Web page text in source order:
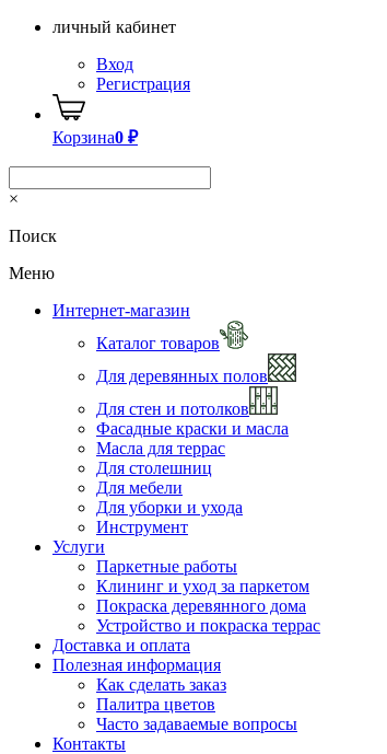
личный кабинет
Вход
Регистрация
Корзина0 ₽
×
Поиск
Меню
Интернет-магазин
Каталог товаров
Для деревянных полов
Для стен и потолков
Фасадные краски и масла
Масла для террас
Для столешниц
Для мебели
Для уборки и ухода
Инструмент
Услуги
Паркетные работы
Клининг и уход за паркетом
Покраска деревянного дома
Устройство и покраска террас
Доставка и оплата
Полезная информация
Как сделать заказ
Палитра цветов
Часто задаваемые вопросы
Контакты